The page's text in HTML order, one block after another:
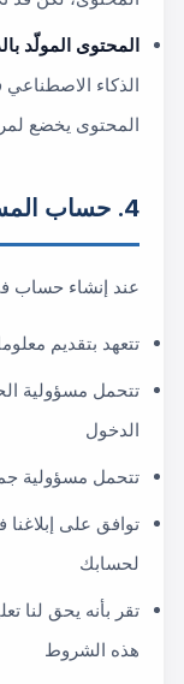
المحتوى المولّد
الذكاء
المحتوى يخضع
4. حساب المستخدم
عند إنشاء حساب
تتعهد بتقديم
تتحمل مسؤولية
الدخول
تتحمل مسؤولية
توافق على
لحسابك
تقر بأنه يحق لنا
هذه الشروط